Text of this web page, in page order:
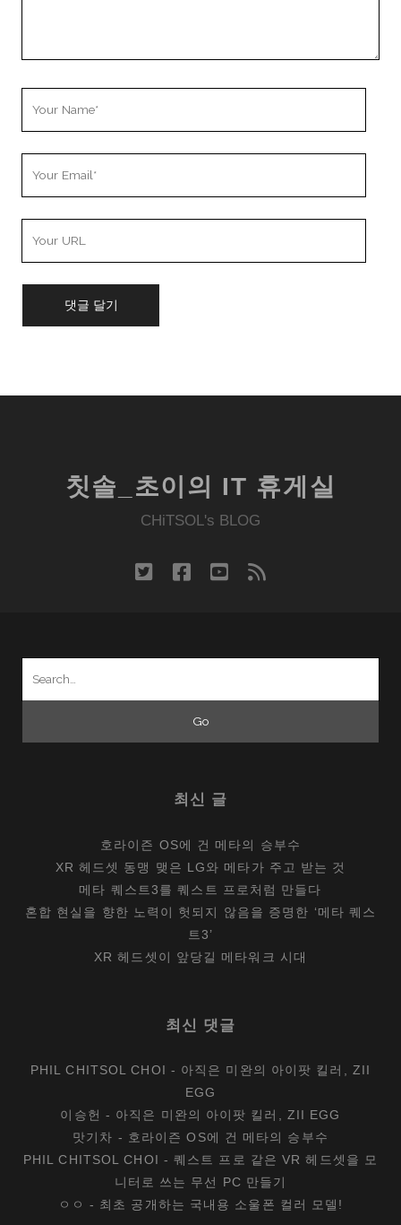
칫솔_초이의 IT 휴게실
CHiTSOL's BLOG
twitterfacebook
youtube
rss
최신 글
호라이즌 OS에 건 메타의 승부수
XR 헤드셋 동맹 맺은 LG와 메타가 주고 받는 것
메타 퀘스트3를 퀘스트 프로처럼 만들다
혼합 현실을 향한 노력이 헛되지 않음을 증명한 ‘메타 퀘스
트3’
XR 헤드셋이 앞당길 메타워크 시대
최신 댓글
PHIL CHITSOL CHOI - 아직은 미완의 아이팟 킬러, ZII
EGG
이승헌 - 아직은 미완의 아이팟 킬러, ZII EGG
맛기차 - 호라이즌 OS에 건 메타의 승부수
PHIL CHITSOL CHOI -퀘스트 프로 같은 VR 헤드셋을 모
니터로 쓰는 무선 PC 만들기
ㅇㅇ - 최초 공개하는 국내용 소울폰 컬러 모델!